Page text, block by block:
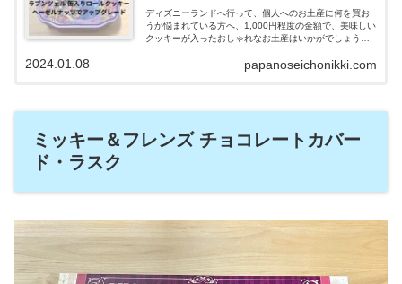
ディズニーランドへ行って、個人へのお土産に何を買お
うか悩まれている方へ、1,000円程度の金額で、美味しい
クッキーが入ったおしゃれなお土産はいかがでしょう
好評だったので、紹介します。papanoseichonikki.com
2024.01.08
ミッキー＆フレンズ チョコレートカバー
ド・ラスク